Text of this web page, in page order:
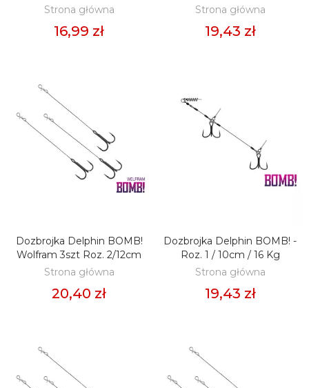
Strona główna
16,99 zł
Strona główna
19,43 zł
DODAJ DO KOSZYKA
Dozbrojka Delphin BOMB!
Wolfram 3szt Roz. 2/12cm
Strona główna
20,40 zł
DODAJ DO KOSZYKA
Dozbrojka Delphin BOMB! -
Roz. 1 / 10cm / 16 Kg
Strona główna
19,43 zł